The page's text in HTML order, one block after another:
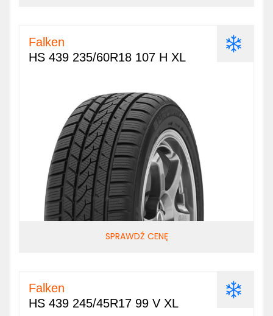
Falken
HS 439 235/60R18 107 H XL
SPRAWDŹ CENĘ
Falken
HS 439 245/45R17 99 V XL